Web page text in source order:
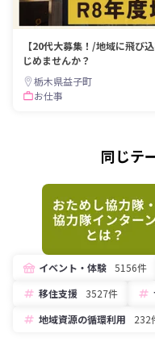
【20代大募集！/地域に飛び
じめませんか？
栃木県益子町
お仕事
同じテ
イベント・体験 5156件
移住支援 3527件
地域資源の循環利用
232